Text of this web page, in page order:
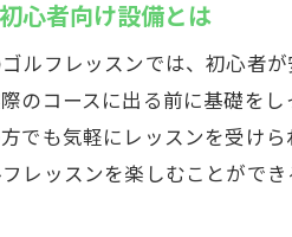
心者向け設備とは
ルフレッスンでは、初心者
のコースに出る前に基礎を
でも気軽にレッスンを受け
レッスンを楽しむことがで